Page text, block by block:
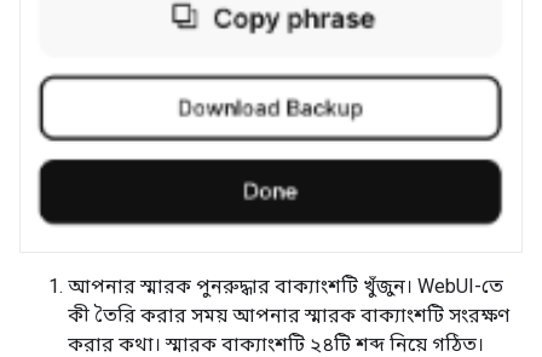
আপনার স্মারক পুনরুদ্ধার বাক্যাংশটি খুঁজুন। WebUI-তে
কী তৈরি করার সময় আপনার স্মারক বাক্যাংশটি সংরক্ষণ
করার কথা। স্মারক বাক্যাংশটি ২৪টি শব্দ নিয়ে গঠিত।